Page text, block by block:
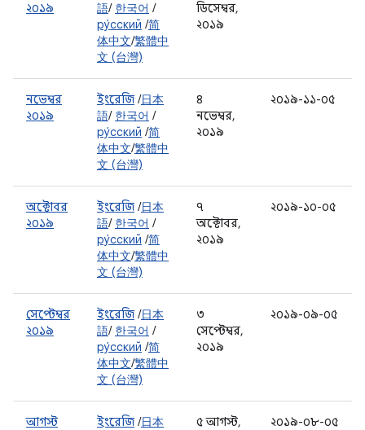
২০১৯
語/ 한국어 /
ру́сский /简
体中文/繁體中
文 (台灣)
ডিসেম্বর,
২০১৯
নভেম্বর
২০১৯
ইংরেজি /日本
語/ 한국어 /
ру́сский /简
体中文/繁體中
文 (台灣)
৪
নভেম্বর,
২০১৯
২০১৯-১১-০৫
অক্টোবর
২০১৯
ইংরেজি /日本
語/ 한국어 /
ру́сский /简
体中文/繁體中
文 (台灣)
৭
অক্টোবর,
২০১৯
২০১৯-১০-০৫
সেপ্টেম্বর
২০১৯
ইংরেজি /日本
語/ 한국어 /
ру́сский /简
体中文/繁體中
文 (台灣)
৩
সেপ্টেম্বর,
২০১৯
২০১৯-০৯-০৫
আগস্ট
ইংরেজি /日本
৫ আগস্ট,
২০১৯-০৮-০৫